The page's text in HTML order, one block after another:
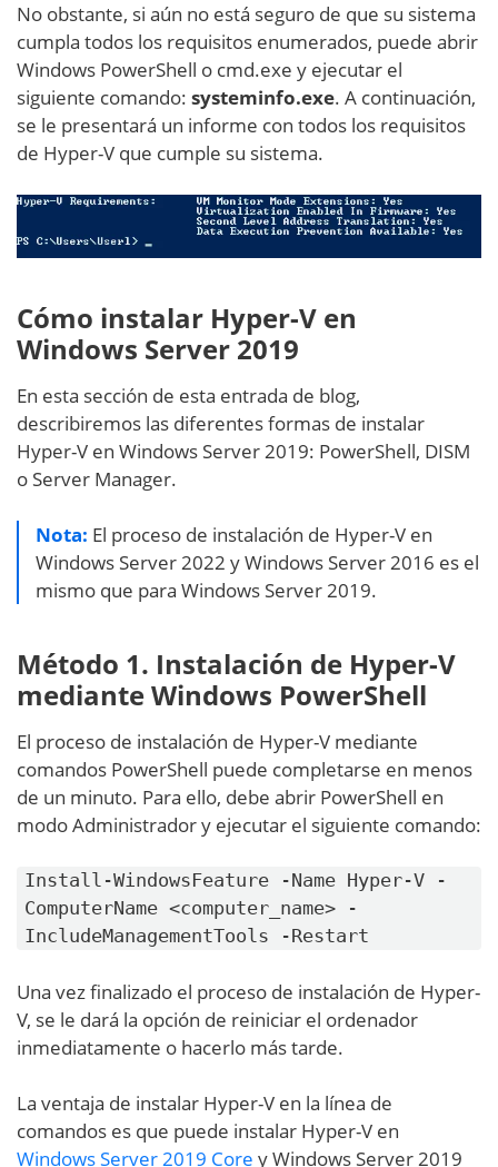
No obstante, si aún no está seguro de que su sistema
cumpla todos los requisitos enumerados, puede abrir
Windows PowerShell o cmd.exe y ejecutar el
siguiente comando: systeminfo.exe. A continuación,
se le presentará un informe con todos los requisitos
de Hyper-V que cumple su sistema.
Cómo instalar Hyper-V en
Windows Server 2019
En esta sección de esta entrada de blog,
describiremos las diferentes formas de instalar
Hyper-V en Windows Server 2019: PowerShell, DISM
o Server Manager.
Nota: El proceso de instalación de Hyper-V en
Windows Server 2022 y Windows Server 2016 es el
mismo que para Windows Server 2019.
Método 1. Instalación de Hyper-V
mediante Windows PowerShell
El proceso de instalación de Hyper-V mediante
comandos PowerShell puede completarse en menos
de un minuto. Para ello, debe abrir PowerShell en
modo Administrador y ejecutar el siguiente comando:
Install-WindowsFeature -Name Hyper-V -
ComputerName <computer_name> -
IncludeManagementTools -Restart
Una vez finalizado el proceso de instalación de Hyper-
V, se le dará la opción de reiniciar el ordenador
inmediatamente o hacerlo más tarde.
La ventaja de instalar Hyper-V en la línea de
comandos es que puede instalar Hyper-V en
Windows Server 2019 Core y Windows Server 2019